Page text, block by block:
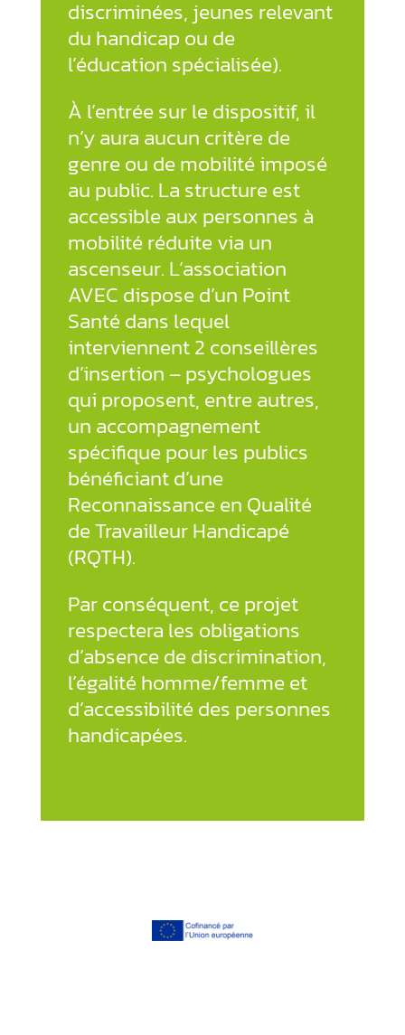
discriminées, jeunes relevant
du handicap ou de
l’éducation spécialisée).
À l’entrée sur le dispositif, il
n’y aura aucun critère de
genre ou de mobilité imposé
au public. La structure est
accessible aux personnes à
mobilité réduite via un
ascenseur. L’association
AVEC dispose d’un Point
Santé dans lequel
interviennent 2 conseillères
d’insertion – psychologues
qui proposent, entre autres,
un accompagnement
spécifique pour les publics
bénéficiant d’une
Reconnaissance en Qualité
de Travailleur Handicapé
(RQTH).
Par conséquent, ce projet
respectera les obligations
d’absence de discrimination,
l’égalité homme/femme et
d’accessibilité des personnes
handicapées.